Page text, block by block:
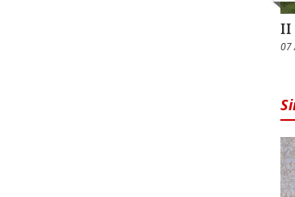
II
07